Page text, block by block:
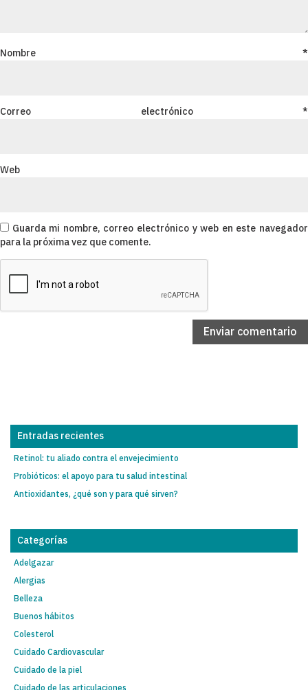
Nombre *
Correo electrónico *
Web
Guarda mi nombre, correo electrónico y web en este navegador
para la próxima vez que comente.
Entradas recientes
Retinol: tu aliado contra el envejecimiento
Probióticos: el apoyo para tu salud intestinal
Antioxidantes, ¿qué son y para qué sirven?
Categorías
Adelgazar
Alergias
Belleza
Buenos hábitos
Colesterol
Cuidado Cardiovascular
Cuidado de la piel